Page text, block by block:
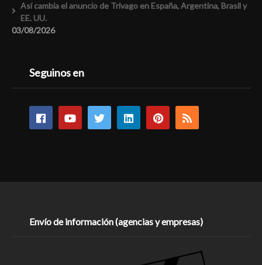
Así cambia el anuncio de Trivago en España, Argentina, Brasil y
EE. UU.
03/08/2026
Seguinos en
Envío de información (agencias y empresas)